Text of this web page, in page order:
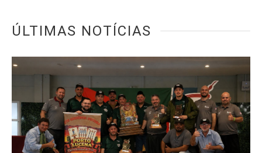
ÚLTIMAS NOTÍCIAS